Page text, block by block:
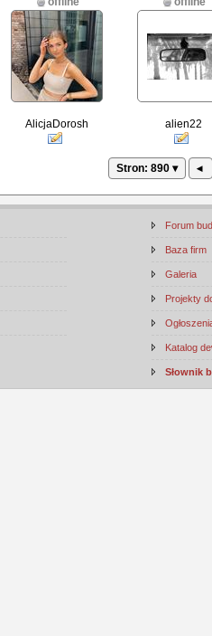
AlicjaDorosh alien22
Stron: 890 ▾ ◂
Forum
Baza firm
Galeria
Projekty
Katalog
Słownik